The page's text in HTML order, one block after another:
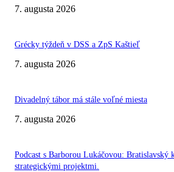
7. augusta 2026
Grécky týždeň v DSS a ZpS Kaštieľ
7. augusta 2026
Divadelný tábor má stále voľné miesta
7. augusta 2026
Podcast s Barborou Lukáčovou: Bratislavský
strategickými projektmi.